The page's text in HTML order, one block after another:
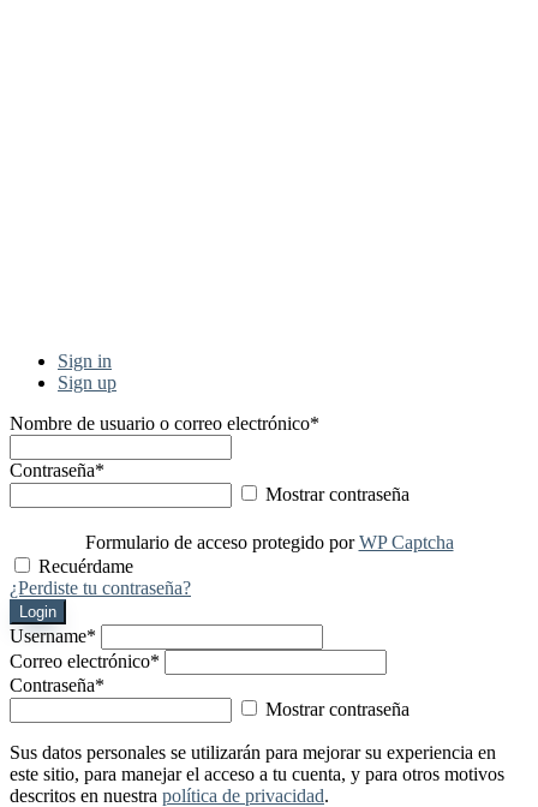
Sign in
Sign up
Nombre de usuario o correo electrónico*
Contraseña*
Mostrar contraseña
Formulario de acceso protegido porWP Captcha
Recuérdame
¿Perdiste tu contraseña?
Login
Username*
Correo electrónico*
Contraseña*
Mostrar contraseña
Sus datos personales se utilizarán para mejorar su experiencia en
este sitio, para manejar el acceso a tu cuenta, y para otros motivos
descritos en nuestra política de privacidad.